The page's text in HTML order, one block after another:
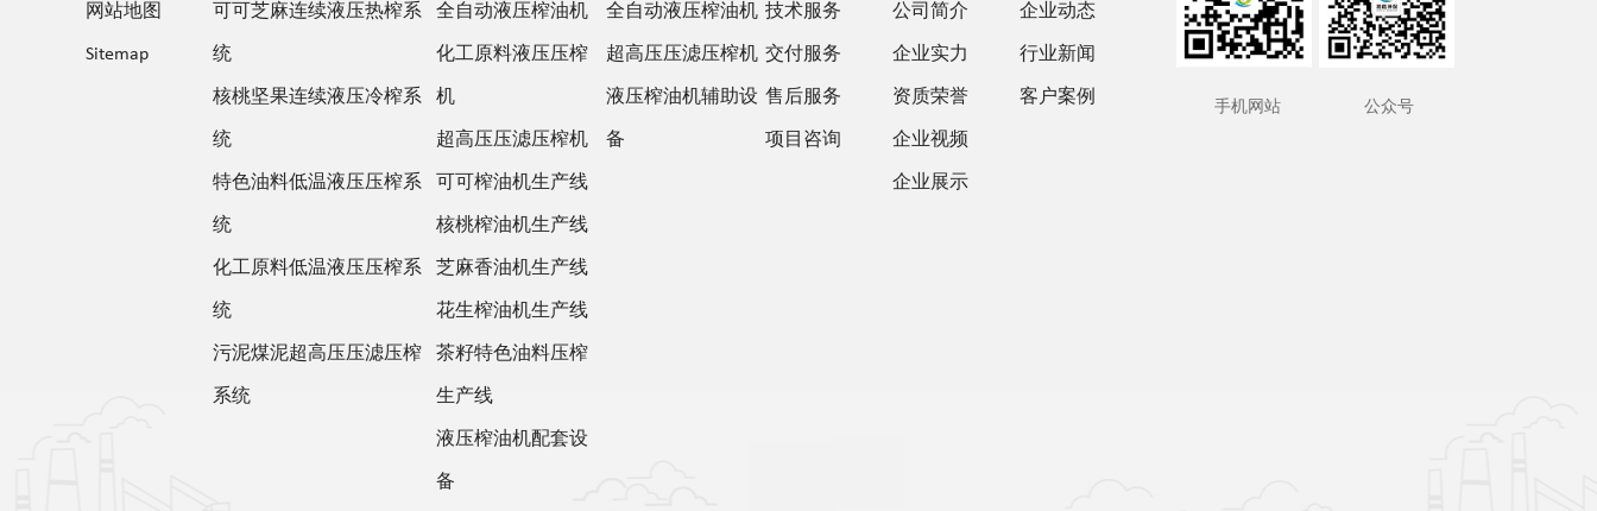
网站地图
Sitemap
可可芝麻连续液压热榨系
统
核桃坚果连续液压冷榨系
统
特色油料低温液压压榨系
统
化工原料低温液压压榨系
统
污泥煤泥超高压压滤压榨
系统
全自动液压榨油机
化工原料液压压榨
机
超高压压滤压榨机
可可榨油机生产线
核桃榨油机生产线
芝麻香油机生产线
花生榨油机生产线
茶籽特色油料压榨
生产线
液压榨油机配套设
备
全自动液压榨油机
超高压压滤压榨机
液压榨油机辅助设
备
技术服务
交付服务
售后服务
项目咨询
公司简介
企业实力
资质荣誉
企业视频
企业展示
企业动态
行业新闻
客户案例
手机网站 公众号